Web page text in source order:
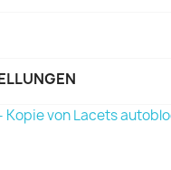
- Kopie von Lacets